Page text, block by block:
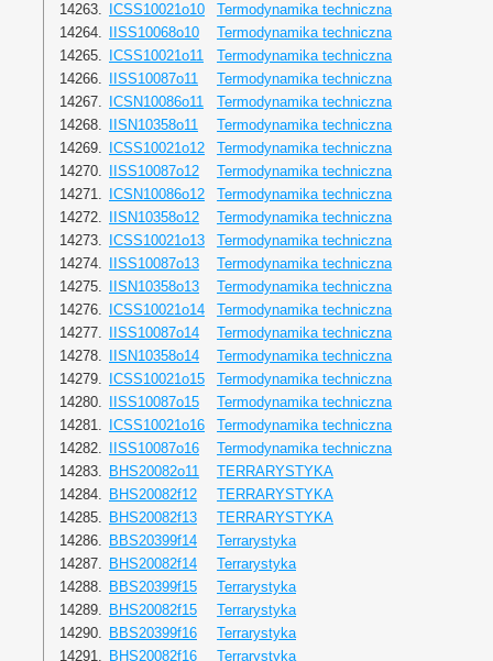
14263.
ICSS10021o10
Termodynamika techniczna
14264.
IISS10068o10
Termodynamika techniczna
14265.
ICSS10021o11
Termodynamika techniczna
14266.
IISS10087o11
Termodynamika techniczna
14267.
ICSN10086o11
Termodynamika techniczna
14268.
IISN10358o11
Termodynamika techniczna
14269.
ICSS10021o12
Termodynamika techniczna
14270.
IISS10087o12
Termodynamika techniczna
14271.
ICSN10086o12
Termodynamika techniczna
14272.
IISN10358o12
Termodynamika techniczna
14273.
ICSS10021o13
Termodynamika techniczna
14274.
IISS10087o13
Termodynamika techniczna
14275.
IISN10358o13
Termodynamika techniczna
14276.
ICSS10021o14
Termodynamika techniczna
14277.
IISS10087o14
Termodynamika techniczna
14278.
IISN10358o14
Termodynamika techniczna
14279.
ICSS10021o15
Termodynamika techniczna
14280.
IISS10087o15
Termodynamika techniczna
14281.
ICSS10021o16
Termodynamika techniczna
14282.
IISS10087o16
Termodynamika techniczna
14283. BHS20082o11
TERRARYSTYKA
14284. BHS20082f12
TERRARYSTYKA
14285. BHS20082f13
TERRARYSTYKA
14286. BBS20399f14
Terrarystyka
14287. BHS20082f14
Terrarystyka
14288. BBS20399f15
Terrarystyka
14289. BHS20082f15
Terrarystyka
14290. BBS20399f16
Terrarystyka
14291. BHS20082f16
Terrarystyka